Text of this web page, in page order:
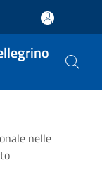
nelle